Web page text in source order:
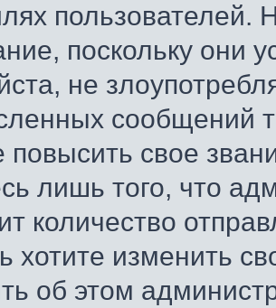
поскольку они
не
сообщений
повысить свое
лишь того, что
количество
хотите изменить
об этом